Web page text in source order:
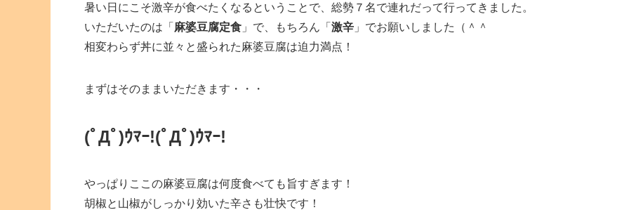
暑い日にこそ激辛が食べたくなるということで、総勢７名で連れだって行ってきました。
いただいたのは「 麻婆豆腐定食 」で、もちろん「 激辛 」でお願いしました（＾＾
相変わらず丼に並々と盛られた麻婆豆腐は迫力満点！
まずはそのままいただきます・・・
(ﾟДﾟ)ｳﾏｰ!(ﾟДﾟ)ｳﾏｰ!
やっぱりここの麻婆豆腐は何度食べても旨すぎます！
胡椒と山椒がしっかり効いた辛さも壮快です！